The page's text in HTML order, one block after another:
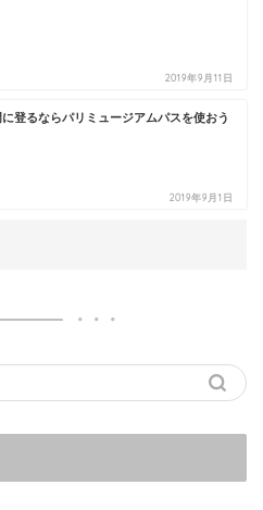
2019年9月11日
登るならパリミュージアムパスを使おう
2019年9月1日